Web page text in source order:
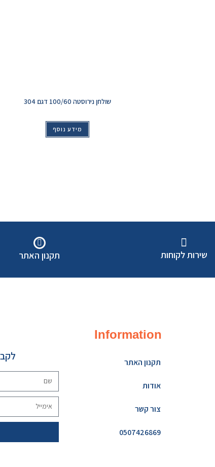
שולחן נירוסטה 100/60 דגם 304
מידע נוסף
שירות לקוחות תקנון האתר
Information
תקנון האתר
אודות
צור קשר
0507426869